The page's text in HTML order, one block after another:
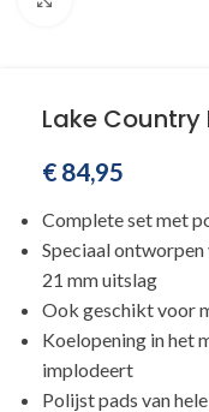
Lake Country
€ 84,95
Complete set met
Speciaal
21 mm uitslag
Ook geschikt voor
Koelopening in het
implodeert
Polijst pads van